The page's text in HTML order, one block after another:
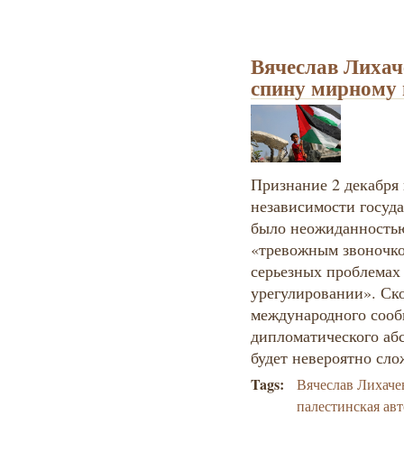
Вячеслав
спину мирному
Признание 2
независимости
было
«тревожным
серьезных
урегулировании».
международного
дипломатического
будет невероятно
Tags:
Вячеслав
палестинская